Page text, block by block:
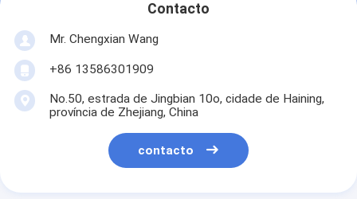
Contacto
Mr. Chengxian Wang
+86 13586301909
No.50, estrada de Jingbian 10o, cidade de Haining,
província de Zhejiang, China
contacto